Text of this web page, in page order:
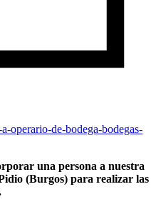
operario-de-bodega-bodegas-
una persona a nuestra
(Burgos) para realizar las